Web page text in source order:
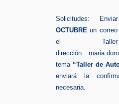
Solicitudes:
OCTUBRE un
el
dirección
tema “Taller de
enviará la
necesaria.